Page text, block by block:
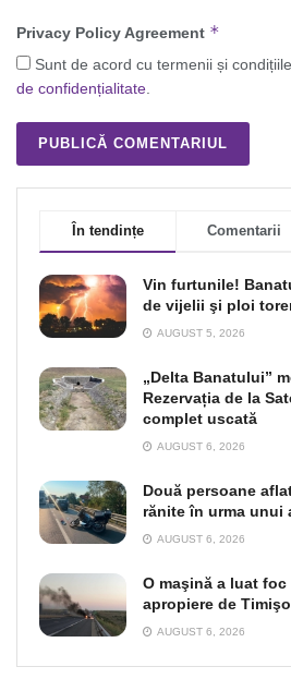
Privacy Policy Agreement *
Sunt de acord cu termenii și
de confidențialitate.
În tendințe Comentarii
Vin furtunile!
de vijelii şi ploi
AUGUST 5, 2026
„Delta Banatului”
Rezervația de la
complet uscată
AUGUST 6, 2026
Două persoane
rănite în urma unui
AUGUST 6, 2026
O maşină a luat
apropiere de
AUGUST 6, 2026